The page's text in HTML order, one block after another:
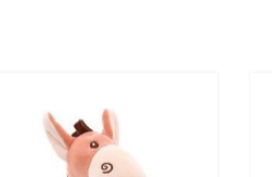
Petite Souris